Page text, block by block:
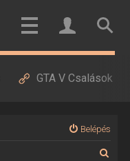
GTA V Csalások
Belépés